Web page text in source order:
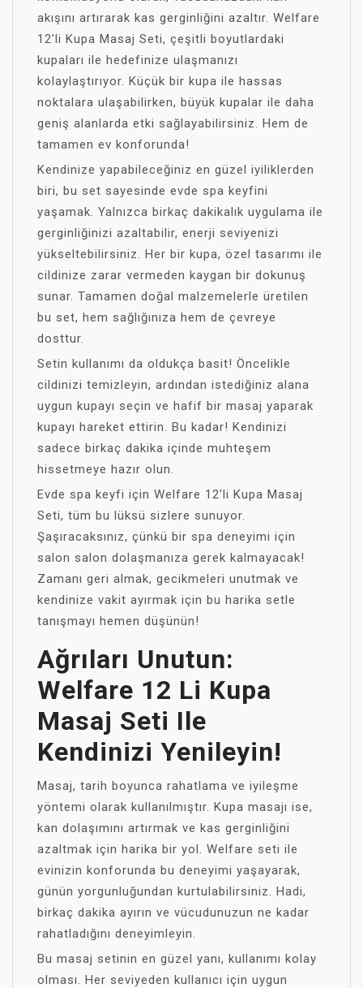
akışını artırarak kas gerginliğini azaltır. Welfare
12'li Kupa Masaj Seti, çeşitli boyutlardaki
kupaları ile hedefinize ulaşmanızı
kolaylaştırıyor. Küçük bir kupa ile hassas
noktalara ulaşabilirken, büyük kupalar ile daha
geniş alanlarda etki sağlayabilirsiniz. Hem de
tamamen ev konforunda!
Kendinize yapabileceğiniz en güzel iyiliklerden
biri, bu set sayesinde evde spa keyfini
yaşamak. Yalnızca birkaç dakikalık uygulama ile
gerginliğinizi azaltabilir, enerji seviyenizi
yükseltebilirsiniz. Her bir kupa, özel tasarımı ile
cildinize zarar vermeden kaygan bir dokunuş
sunar. Tamamen doğal malzemelerle üretilen
bu set, hem sağlığınıza hem de çevreye
dosttur.
Setin kullanımı da oldukça basit! Öncelikle
cildinizi temizleyin, ardından istediğiniz alana
uygun kupayı seçin ve hafif bir masaj yaparak
kupayı hareket ettirin. Bu kadar! Kendinizi
sadece birkaç dakika içinde muhteşem
hissetmeye hazır olun.
Evde spa keyfi için Welfare 12'li Kupa Masaj
Seti, tüm bu lüksü sizlere sunuyor.
Şaşıracaksınız, çünkü bir spa deneyimi için
salon salon dolaşmanıza gerek kalmayacak!
Zamanı geri almak, gecikmeleri unutmak ve
kendinize vakit ayırmak için bu harika setle
tanışmayı hemen düşünün!
Ağrıları Unutun:
Welfare 12 Li Kupa
Masaj Seti Ile
Kendinizi Yenileyin!
Masaj, tarih boyunca rahatlama ve iyileşme
yöntemi olarak kullanılmıştır. Kupa masajı ise,
kan dolaşımını artırmak ve kas gerginliğini
azaltmak için harika bir yol. Welfare seti ile
evinizin konforunda bu deneyimi yaşayarak,
günün yorgunluğundan kurtulabilirsiniz. Hadi,
birkaç dakika ayırın ve vücudunuzun ne kadar
rahatladığını deneyimleyin.
Bu masaj setinin en güzel yanı, kullanımı kolay
olması. Her seviyeden kullanıcı için uygun